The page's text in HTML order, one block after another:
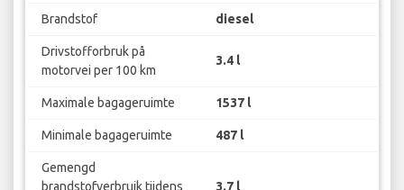
Brandstof diesel
Drivstofforbruk på
motorvei per 100 km
3.4 l
Maximale bagageruimte 1537 l
Minimale bagageruimte 487 l
Gemengd
brandstofverbruik tijdens
3.7 l